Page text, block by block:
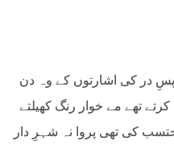
در کی اشارتوں کے وہ دن
تھے مے خوار رنگ کھیلتے
کی تھی پروا نہ شہرِ دار